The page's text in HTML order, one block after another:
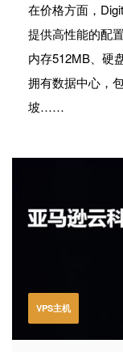
在价格方面，
提供高性能的配
内存512MB、硬
拥有数据中心，
坡……
VPS主机